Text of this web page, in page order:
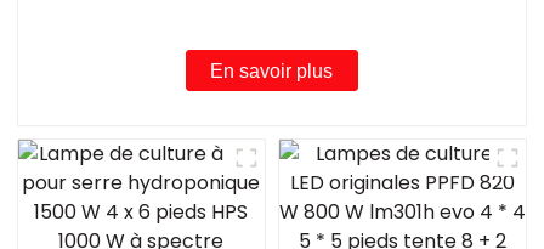
En savoir plus